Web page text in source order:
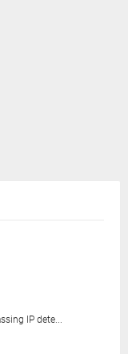
IP dete...